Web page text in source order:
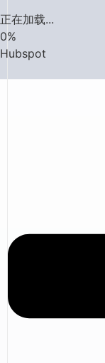
正在加载...
0%
Hubspot